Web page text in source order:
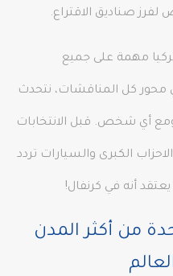
صناديق الاقتراع.
مهمة على جميع
كل المناقشات، نتحدث
أي شخص. قبل الانتخابات
الكبرى والسيارات تردد
أنه في كرنفال!
من أكثر المدن